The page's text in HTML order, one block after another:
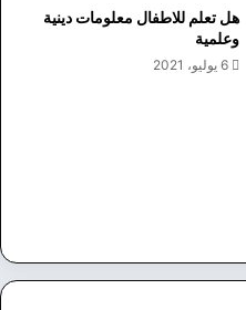
هل تعلم للاطفال معلومات دينية
وعلمية
6 يوليو، 2021